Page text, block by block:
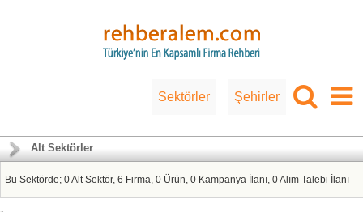
Sektörler Şehirler
Alt Sektörler
Bu Sektörde; 0Alt Sektör, 6 Firma, 0 Ürün, 0 Kampanya İlanı, 0Alım Talebi İlanı